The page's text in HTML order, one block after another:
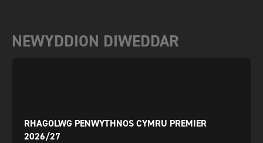
NEWYDDION DIWEDDAR
RHAGOLWG PENWYTHNOS CYMRU PREMIER
2026/27